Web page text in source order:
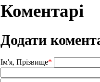
Коментарі
Додати
Ім'я, Прізвище*